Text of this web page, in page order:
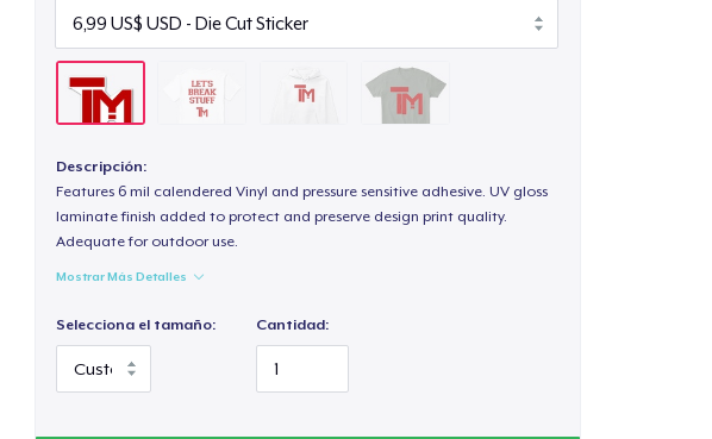
Descripción:
Features 6 mil calendered Vinyl and pressure sensitive adhesive. UV gloss
laminate finish added to protect and preserve design print quality.
Adequate for outdoor use.
Mostrar Más Detalles
Selecciona el tamaño: Cantidad: